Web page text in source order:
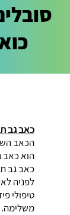
כאב גב
הכאב
הוא כאב
כאב גב
לפניה
טיפולי
משלימה.